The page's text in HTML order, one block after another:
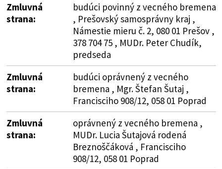
Zmluvná
strana:
budúci povinný z vecného bremena
, Prešovský samosprávny kraj ,
Námestie mieru č. 2, 080 01 Prešov ,
378 704 75 , MUDr. Peter Chudík,
predseda
Zmluvná
strana:
budúci oprávnený z vecného
bremena , Mgr. Štefan Šutaj ,
Francisciho 908/12, 058 01 Poprad
Zmluvná
strana:
oprávnený z vecného bremena ,
MUDr. Lucia Šutajová rodená
Breznoščáková , Francisciho
908/12, 058 01 Poprad